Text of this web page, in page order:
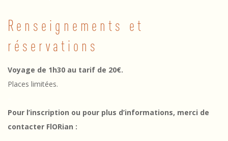
Renseignements et
réservations
Voyage de 1h30 au tarif de 20€.
Places limitées.
Pour l’inscription ou pour plus d’informations, merci de
contacter FlORian :